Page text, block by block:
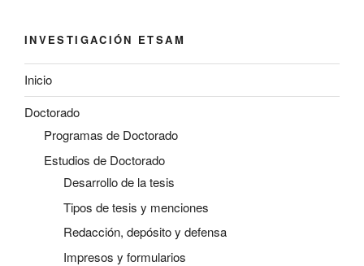
INVESTIGACIÓN ETSAM
Inicio
Doctorado
Programas de Doctorado
Estudios de Doctorado
Desarrollo de la tesis
Tipos de tesis y menciones
Redacción, depósito y defensa
Impresos y formularios